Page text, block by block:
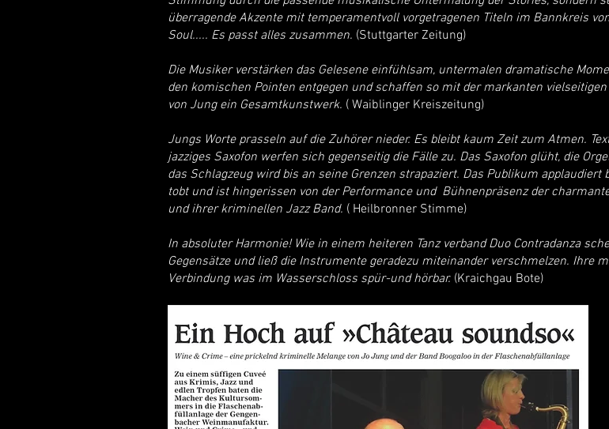
überragende Akzente mit temperamentvoll vorgetragenen Titeln im Bannkreis
Soul..... Es passt alles zusammen. (Stuttgarter Zeitung)
Die Musiker verstärken das Gelesene einfühlsam, untermalen dramatische
den komischen Pointen entgegen und schaffen so mit der markanten
von Jung ein Gesamtkunstwerk. ( Waiblinger Kreiszeitung)
Jungs Worte prasseln auf die Zuhörer nieder. Es bleibt kaum Zeit zum Atmen.
jazziges Saxofon werfen sich gegenseitig die Fälle zu. Das Saxofon glüht, die
das Schlagzeug wird bis an seine Grenzen strapaziert. Das Publikum applaudiert
tobt und ist hingerissen von der Performance und Bühnenpräsenz der
und ihrer kriminellen Jazz Band. ( Heilbronner Stimme)
In absoluter Harmonie! Wie in einem heiteren Tanz verband Duo Contradanza
Gegensätze und ließ die Instrumente geradezu miteinander verschmelzen. Ihre
Verbindung was im Wasserschloss spür-und hörbar. (Kraichgau Bote)